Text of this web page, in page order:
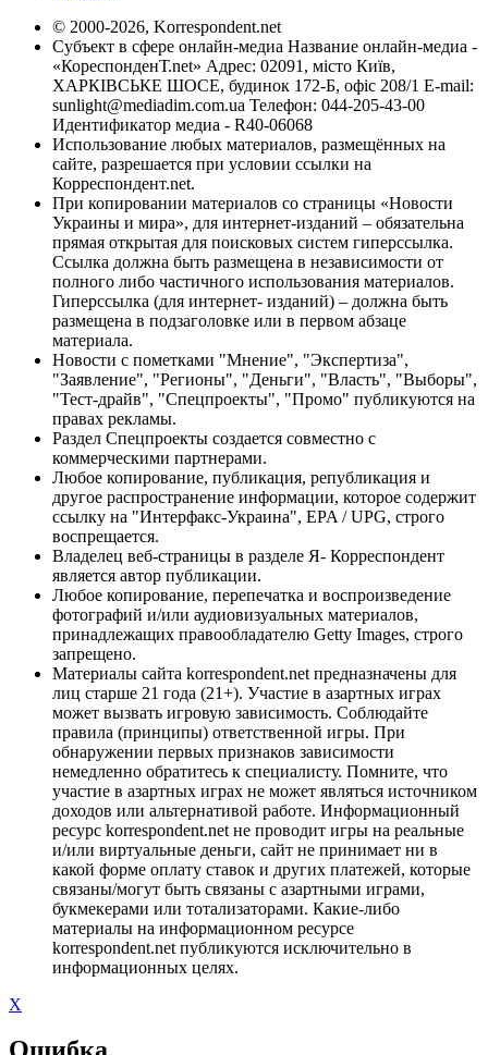
© 2000-2026, Korrespondent.net
Субъект в сфере онлайн-медиа Название онлайн-медиа -
«КореспонденТ.net» Адрес: 02091, місто Київ,
ХАРКІВСЬКЕ ШОСЕ, будинок 172-Б, офіс 208/1 E-mail:
sunlight@mediadim.com.ua Телефон: 044-205-43-00
Идентификатор медиа - R40-06068
Использование любых материалов, размещённых на
сайте, разрешается при условии ссылки на
Корреспондент.net.
При копировании материалов со страницы «Новости
Украины и мира», для интернет-изданий – обязательна
прямая открытая для поисковых систем гиперссылка.
Ссылка должна быть размещена в независимости от
полного либо частичного использования материалов.
Гиперссылка (для интернет- изданий) – должна быть
размещена в подзаголовке или в первом абзаце
материала.
Новости с пометками "Мнение", "Экспертиза",
"Заявление", "Регионы", "Деньги", "Власть", "Выборы",
"Тест-драйв", "Спецпроекты", "Промо" публикуются на
правах рекламы.
Раздел Спецпроекты создается совместно с
коммерческими партнерами.
Любое копирование, публикация, републикация и
другое распространение информации, которое содержит
ссылку на "Интерфакс-Украина", EPA / UPG, строго
воспрещается.
Владелец веб-страницы в разделе Я- Корреспондент
является автор публикации.
Любое копирование, перепечатка и воспроизведение
фотографий и/или аудиовизуальных материалов,
принадлежащих правообладателю Getty Images, строго
запрещено.
Материалы сайта korrespondent.net предназначены для
лиц старше 21 года (21+). Участие в азартных играх
может вызвать игровую зависимость. Соблюдайте
правила (принципы) ответственной игры. При
обнаружении первых признаков зависимости
немедленно обратитесь к специалисту. Помните, что
участие в азартных играх не может являться источником
доходов или альтернативой работе. Информационный
ресурс korrespondent.net не проводит игры на реальные
и/или виртуальные деньги, сайт не принимает ни в
какой форме оплату ставок и других платежей, которые
связаны/могут быть связаны с азартными играми,
букмекерами или тотализаторами. Какие-либо
материалы на информационном ресурсе
korrespondent.net публикуются исключительно в
информационных целях.
X